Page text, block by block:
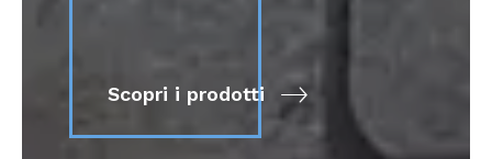
Scopri i prodotti